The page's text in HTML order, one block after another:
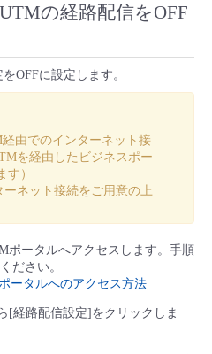
の経路配信をOFF
OFFに設定します。
由でのインターネット接
を経由したビジネスポー
す）
ネット接続をご用意の上
ポータルへアクセスします。手順
ださい。
ータルへのアクセス方法
[経路配信設定]をクリックしま